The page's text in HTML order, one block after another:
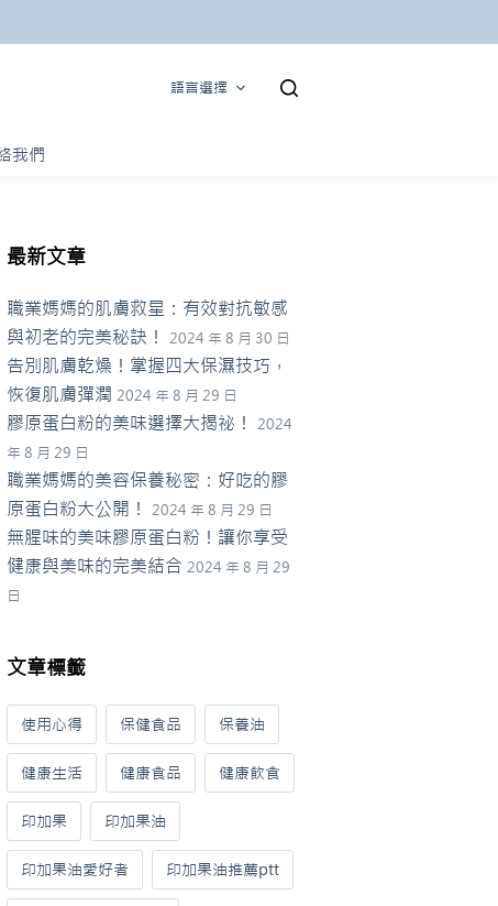
語言選擇
我們
最新文章
職業媽媽的肌膚救星：有效對抗敏感
與初老的完美秘訣！
2024 年 8 月 30 日
告別肌膚乾燥！掌握四大保濕技巧，
恢復肌膚彈潤 2024 年 8 月 29 日
膠原蛋白粉的美味選擇大揭祕！
2024
年 8 月 29 日
職業媽媽的美容保養秘密：好吃的膠
原蛋白粉大公開！
2024 年 8 月 29 日
無腥味的美味膠原蛋白粉！讓你享受
健康與美味的完美結合 2024 年 8 月 29
日
文章標籤
使用心得 保健食品 保養油
健康生活 健康食品 健康飲食
印加果 印加果油
印加果油愛好者 印加果油推薦ptt